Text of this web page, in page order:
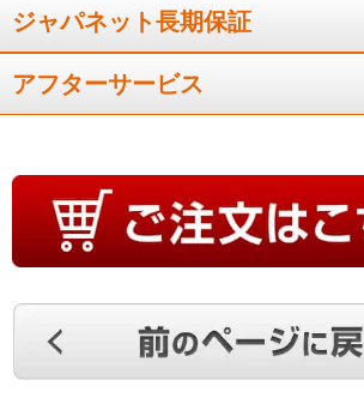
ジャパネット長期保証
アフターサービス